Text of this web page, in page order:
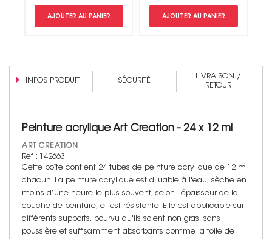
AJOUTER AU PANIER AJOUTER AU PANIER
INFOS PRODUIT SÉCURITÉ
LIVRAISON /
RETOUR
Peinture acrylique Art Creation - 24 x 12 ml
ART CREATION
Ref : 142663
Cette boîte contient 24 tubes de peinture acrylique de 12 ml
chacun. La peinture acrylique est diluable à l'eau, sèche en
moins d’une heure le plus souvent, selon l'épaisseur de la
couche de peinture, et est résistante. Elle est applicable sur
différents supports, pourvu qu'ils soient non gras, sans
poussière et suffisamment absorbants comme la toile de